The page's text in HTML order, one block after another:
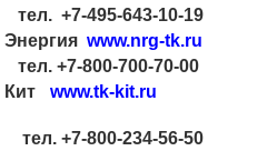
тел. +7-495-643-10-19
Энергияwww.nrg-tk.ru
тел. +7-800-700-70-00
Кит www.tk-kit.ru
тел. +7-800-234-56-50